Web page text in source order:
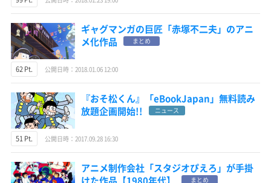
ギャグマンガの巨匠「赤塚不二夫」のアニ
メ化作品
まとめ
62 Pt. 公開日時：2018.01.06 12:00
『おそ松くん』「eBookJapan」無料読み
放題企画開始!!
ニュース
51 Pt. 公開日時：2017.09.28 16:30
アニメ制作会社「スタジオぴえろ」が手掛
まとめ